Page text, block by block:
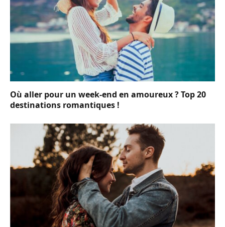
Où aller pour un week-end en amoureux ? Top 20
destinations romantiques !